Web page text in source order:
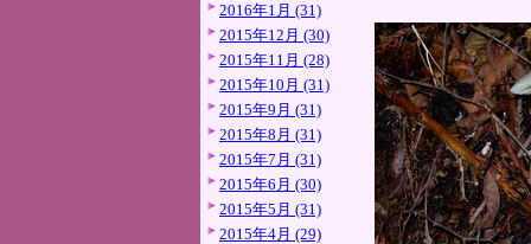
2016年1月 (31)
2015年12月 (30)
2015年11月 (28)
2015年10月 (31)
2015年9月 (31)
2015年8月 (31)
2015年7月 (31)
2015年6月 (30)
2015年5月 (31)
2015年4月 (29)